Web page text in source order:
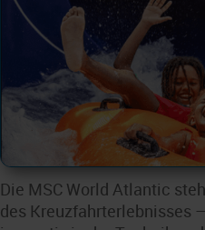
Die MSC World Atlantic
des Kreuzfahrterlebnisses